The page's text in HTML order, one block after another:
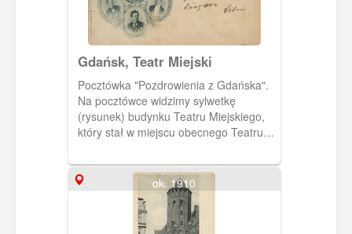
Gdańsk, Teatr Miejski
Pocztówka "Pozdrowienia z Gdańska".
Na pocztówce widzimy sylwetkę
(rysunek) budynku Teatru Miejskiego,
który stał w miejscu obecnego Teatru
portrety pracowników/aktorów teatru.
Dyrektor Heinrich Rose w centralnej
ok. 1910